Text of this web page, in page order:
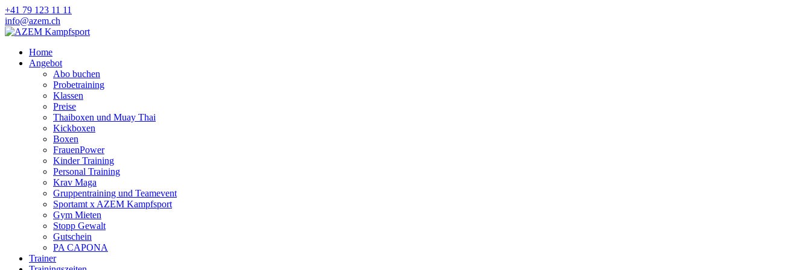
+41 79 123 11 11
info@azem.ch
Home
Angebot
Abo buchen
Probetraining
Klassen
Preise
Thaiboxen und Muay Thai
Kickboxen
Boxen
FrauenPower
Kinder Training
Personal Training
Krav Maga
Gruppentraining und Teamevent
Sportamt x AZEM Kampfsport
Gym Mieten
Stopp Gewalt
Gutschein
PA CAPONA
Trainer